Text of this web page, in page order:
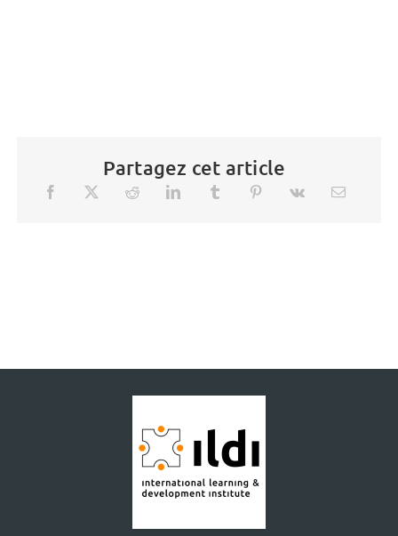
Partagez cet article